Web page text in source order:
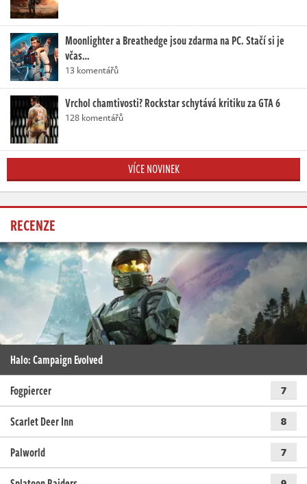
Moonlighter a Breathedge jsou zdarma na PC. Stačí si je
včas…
13 komentářů
Vrchol chamtivosti? Rockstar schytává kritiku za GTA 6
128 komentářů
VÍCE NOVINEK
RECENZE
Halo: Campaign Evolved
Fogpiercer
7
Scarlet Deer Inn 8
Palworld 7